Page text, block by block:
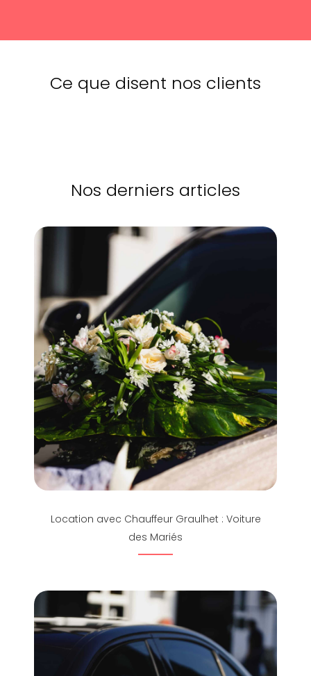
Ce que disent nos clients
Nos derniers articles
Location avec Chauffeur Graulhet : Voiture
des Mariés